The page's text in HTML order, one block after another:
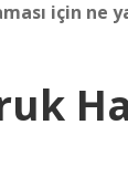
için ne